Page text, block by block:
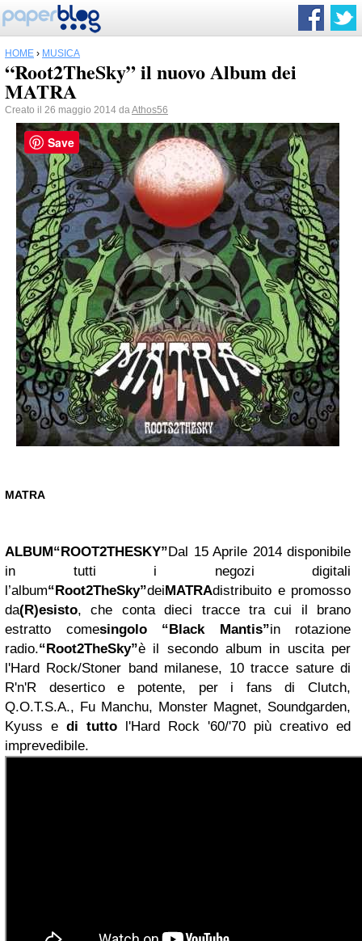
HOME › MUSICA
“Root2TheSky” il nuovo Album dei
MATRA
Creato il 26 maggio 2014 daAthos56
MATRA
ALBUM“ROOT2THESKY”Dal 15 Aprile 2014 disponibile
in tutti i negozi digitali
l’album“Root2TheSky”deiMATRAdistribuito e promosso
da(R)esisto, che conta dieci tracce tra cui il brano
estratto comesingolo “Black Mantis”in rotazione
radio.“Root2TheSky”è il secondo album in uscita per
l'Hard Rock/Stoner band milanese, 10 tracce sature di
R'n'R desertico e potente, per i fans di Clutch,
Q.O.T.S.A., Fu Manchu, Monster Magnet, Soundgarden,
Kyuss e di tutto l'Hard Rock '60/'70 più creativo ed
imprevedibile.
Save